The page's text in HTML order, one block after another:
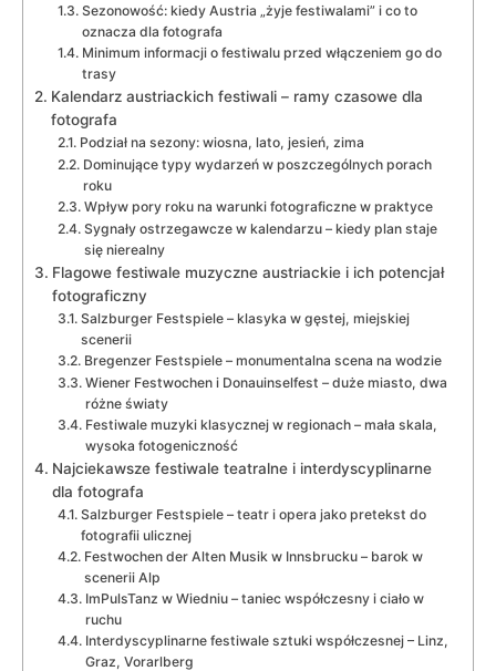
Sezonowość: kiedy Austria „żyje festiwalami” i co to
oznacza dla fotografa
Minimum informacji o festiwalu przed włączeniem go do
trasy
Kalendarz austriackich festiwali – ramy czasowe dla
fotografa
Podział na sezony: wiosna, lato, jesień, zima
Dominujące typy wydarzeń w poszczególnych porach
roku
Wpływ pory roku na warunki fotograficzne w praktyce
Sygnały ostrzegawcze w kalendarzu – kiedy plan staje
się nierealny
Flagowe festiwale muzyczne austriackie i ich potencjał
fotograficzny
Salzburger Festspiele – klasyka w gęstej, miejskiej
scenerii
Bregenzer Festspiele – monumentalna scena na wodzie
Wiener Festwochen i Donauinselfest – duże miasto, dwa
różne światy
Festiwale muzyki klasycznej w regionach – mała skala,
wysoka fotogeniczność
Najciekawsze festiwale teatralne i interdyscyplinarne
dla fotografa
Salzburger Festspiele – teatr i opera jako pretekst do
fotografii ulicznej
Festwochen der Alten Musik w Innsbrucku – barok w
scenerii Alp
ImPulsTanz w Wiedniu – taniec współczesny i ciało w
ruchu
Interdyscyplinarne festiwale sztuki współczesnej – Linz,
Graz, Vorarlberg